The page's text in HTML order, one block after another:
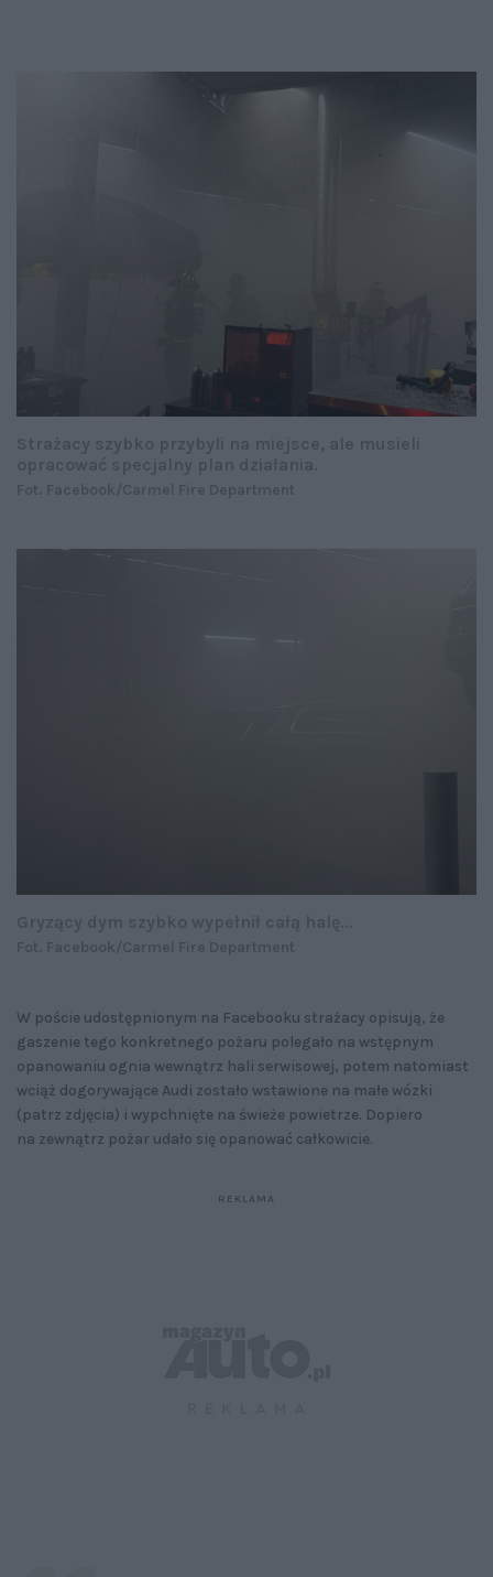
W poście udostępnionym na Facebooku strażacy opisują, że
gaszenie tego konkretnego pożaru polegało na wstępnym
opanowaniu ognia wewnątrz hali serwisowej, potem natomiast
wciąż dogorywające Audi zostało wstawione na małe wózki
(patrz zdjęcia) i wypchnięte na świeże powietrze. Dopiero
na zewnątrz pożar udało się opanować całkowicie.